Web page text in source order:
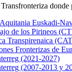
Euskadi-
de los Pirineos
Transpirenaica
Fronterizas de
(2021-2027)
(2007-2013 y